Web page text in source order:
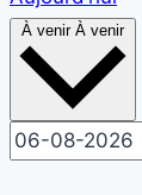
À venir À venir